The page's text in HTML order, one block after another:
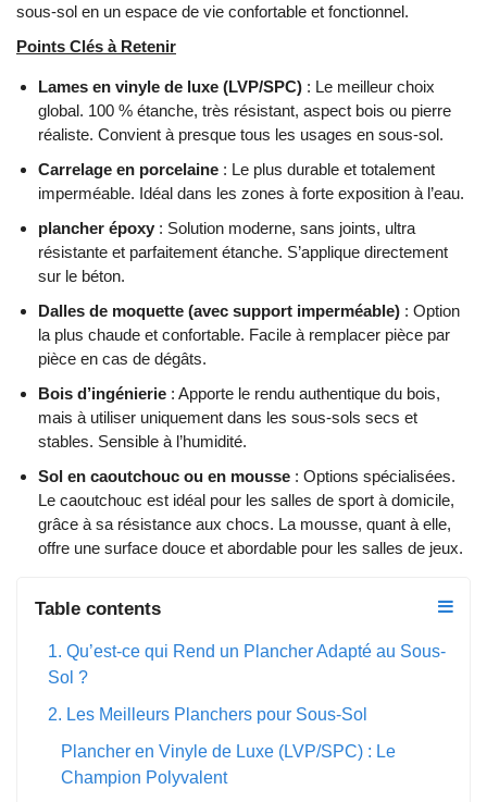
sous-sol en un espace de vie confortable et fonctionnel.
Points Clés à Retenir
Lames en vinyle de luxe (LVP/SPC) : Le meilleur choix
global. 100 % étanche, très résistant, aspect bois ou pierre
réaliste. Convient à presque tous les usages en sous-sol.
Carrelage en porcelaine : Le plus durable et totalement
imperméable. Idéal dans les zones à forte exposition à l’eau.
plancher époxy : Solution moderne, sans joints, ultra
résistante et parfaitement étanche. S’applique directement
sur le béton.
Dalles de moquette (avec support imperméable) : Option
la plus chaude et confortable. Facile à remplacer pièce par
pièce en cas de dégâts.
Bois d’ingénierie : Apporte le rendu authentique du bois,
mais à utiliser uniquement dans les sous-sols secs et
stables. Sensible à l’humidité.
Sol en caoutchouc ou en mousse : Options spécialisées.
Le caoutchouc est idéal pour les salles de sport à domicile,
grâce à sa résistance aux chocs. La mousse, quant à elle,
offre une surface douce et abordable pour les salles de jeux.
Table contents
1. Qu’est-ce qui Rend un Plancher Adapté au Sous-
Sol ?
2. Les Meilleurs Planchers pour Sous-Sol
Plancher en Vinyle de Luxe (LVP/SPC) : Le
Champion Polyvalent